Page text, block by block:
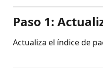
Paso 1:
Actualiza el índice de